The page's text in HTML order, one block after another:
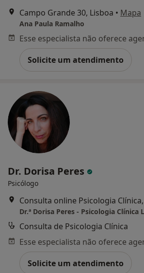
Campo Grande 30, Lisboa • Mapa
Ana Paula Ramalho
Solicite um atendimento
Dr. Dorisa Peres
Psicólogo
Consulta online Psicologia
Dr.ª Dorisa Peres - Psicologia Clínica
Consulta de Psicologia Clínica
Solicite um atendimento